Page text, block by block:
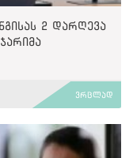
2 დარღევა
ვრცლად